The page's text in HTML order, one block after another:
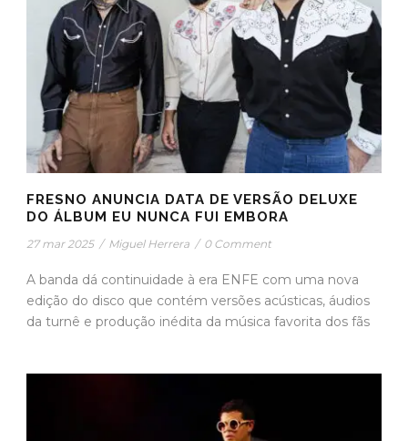
FRESNO ANUNCIA DATA DE VERSÃO DELUXE
DO ÁLBUM EU NUNCA FUI EMBORA
27 mar 2025 / Miguel Herrera / 0 Comment
A banda dá continuidade à era ENFE com uma nova
edição do disco que contém versões acústicas, áudios
da turnê e produção inédita da música favorita dos fãs